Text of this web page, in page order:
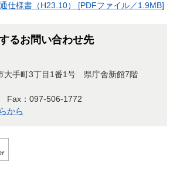
仕様書（H23.10） [PDFファイル／1.9MB]
るお問い合わせ先
大手町3丁目1番1号 県庁舎新館7階
Fax：097-506-1772
から